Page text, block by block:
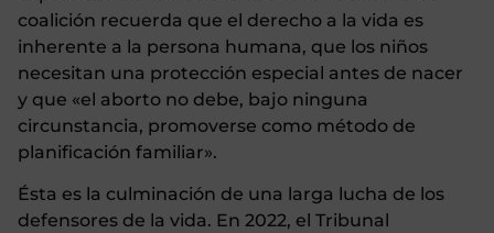
coalición recuerda que el derecho a la vida es
inherente a la persona humana, que los niños
necesitan una protección especial antes de nacer
y que «el aborto no debe, bajo ninguna
circunstancia, promoverse como método de
planificación familiar».
Ésta es la culminación de una larga lucha de los
defensores de la vida. En 2022, el Tribunal